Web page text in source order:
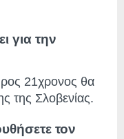
για την
21χρονος θα
της Σλοβενίας.
τον